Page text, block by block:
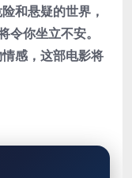
和悬疑的世界，
令你坐立不安。
感，这部电影将